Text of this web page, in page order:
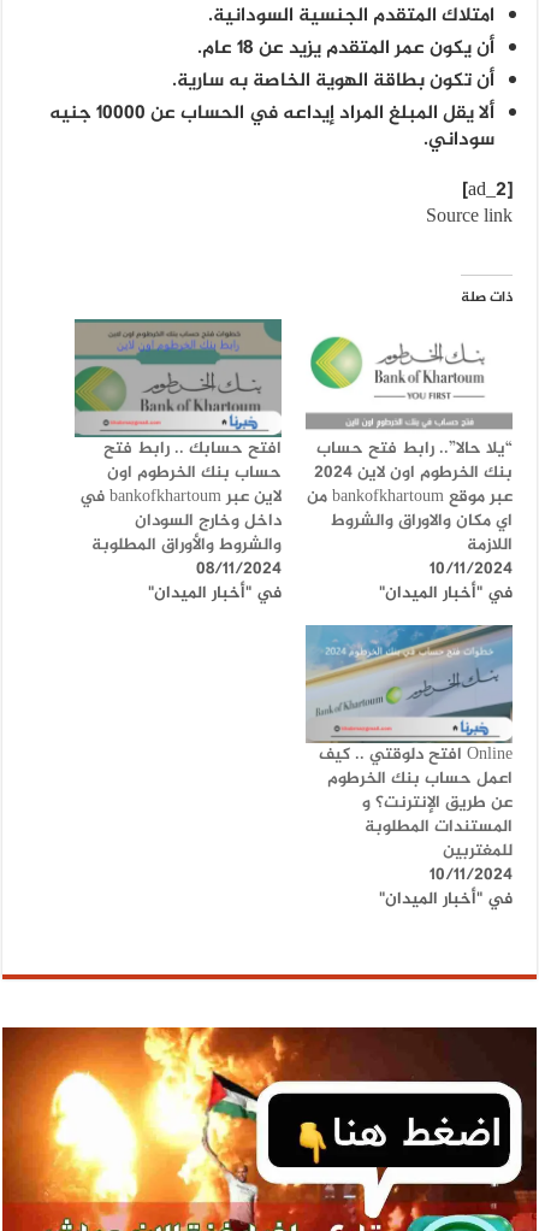
امتلاك المتقدم الجنسية السودانية.
أن يكون عمر المتقدم يزيد عن 18 عام.
أن تكون بطاقة الهوية الخاصة به سارية.
ألا يقل المبلغ المراد إيداعه في الحساب عن 10000 جنيه
سوداني.
[ad_2]
Source link
ذات صلة
“يلا حالا”.. رابط فتح حساب
بنك الخرطوم اون لاين 2024
عبر موقع bankofkhartoum من
اي مكان والاوراق والشروط
اللازمة
10/11/2024
في "أخبار الميدان"
افتح حسابك .. رابط فتح
حساب بنك الخرطوم اون
لاين عبر bankofkhartoum في
داخل وخارج السودان
والشروط والأوراق المطلوبة
08/11/2024
في "أخبار الميدان"
Online افتح دلوقتي .. كيف
اعمل حساب بنك الخرطوم
عن طريق الإنترنت؟ و
المستندات المطلوبة
للمغتربين
10/11/2024
في "أخبار الميدان"